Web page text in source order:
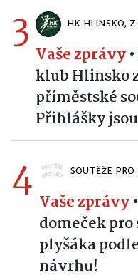
3 HK HLINSKO,
Vaše zprávy•
klub Hlinsko
příměstské
Přihlášky
4 SOUTĚŽE
Vaše zprávy•
domeček
plyšáka
návrhu!